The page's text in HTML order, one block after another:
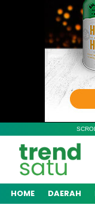
HOME DAERAH